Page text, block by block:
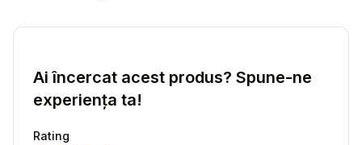
Ai încercat acest produs? Spune-ne
experiența ta!
Rating